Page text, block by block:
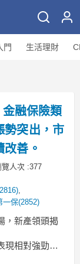
門 生活理財
金融保險類
勢突出，市
善。
覽人次 :377
,
一保(2852)
，新產領頭揭
現相對強勁，
市場資金青